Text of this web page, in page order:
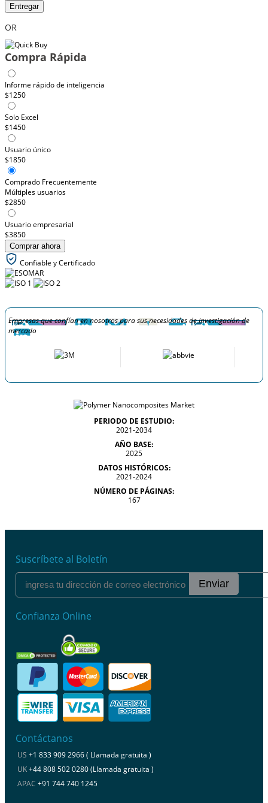
Entregar
OR
Compra Rápida
Informe rápido de inteligencia
$1250
Solo Excel
$1450
Usuario único
$1850
Comprado Frecuentemente
Múltiples usuarios
$2850
Usuario empresarial
$3850
Comprar ahora
Confiable y Certificado
Empresas que confían en nosotros para sus necesidades de investigación de
mercado
PERIODO DE ESTUDIO:
2021-2034
AÑO BASE:
2025
DATOS HISTÓRICOS:
2021-2024
NÚMERO DE PÁGINAS:
167
Suscríbete al Boletín
Enviar
Confianza Online
Contáctanos
US +1 833 909 2966 ( Llamada gratuita )
UK+44 808 502 0280 (Llamada gratuita )
APAC +91 744 740 1245